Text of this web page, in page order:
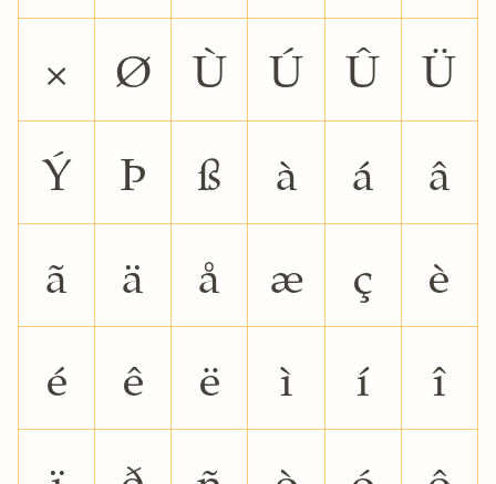
×
Ø Ù Ú Û
Ü
Ý
Þ ß à á
â
ã
ä å æ ç
è
é
ê ë ì í
î